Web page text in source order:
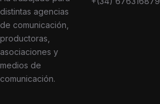
distintas agencias
de comunicación,
productoras,
asociaciones y
medios de
comunicación.